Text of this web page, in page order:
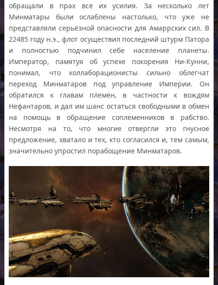
обращали в прах все их усилия. За несколько лет
Минматары были ослаблены настолько, что уже не
представляли серьёзной опасности для Амаррских сил. В
22485 году н.э., флот осуществил последний штурм Патора
и полностью подчинил себе население планеты.
Император, памятуя об успехе покорения Ни-Кунни,
понимал, что коллаборационисты сильно облегчат
переход Минматаров под управление Империи. Он
обратился к главам племён, в частности к вождям
Нефантаров, и дал им шанс остаться свободными в обмен
на помощь в обращение соплеменников в рабство.
Несмотря на то, что многие отвергли это гнусное
предложение, хватало и тех, кто согласился и, тем самым,
значительно упростил порабощение Минматаров.